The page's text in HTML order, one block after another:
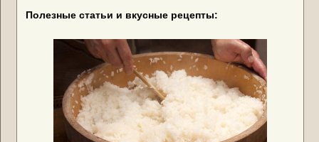
Полезные статьи и вкусные рецепты: